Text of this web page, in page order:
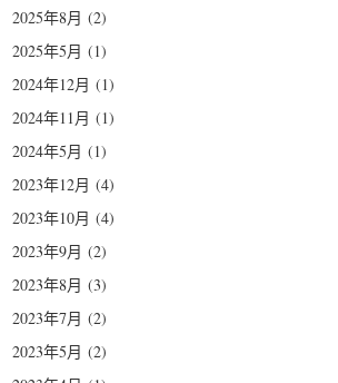
2025年8月 (2)
2025年5月 (1)
2024年12月 (1)
2024年11月 (1)
2024年5月 (1)
2023年12月 (4)
2023年10月 (4)
2023年9月 (2)
2023年8月 (3)
2023年7月 (2)
2023年5月 (2)